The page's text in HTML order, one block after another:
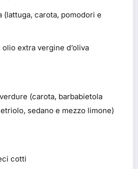
(lattuga, carota, pomodori e
extra vergine d’oliva
(carota, barbabietola
sedano e mezzo limone)
cotti